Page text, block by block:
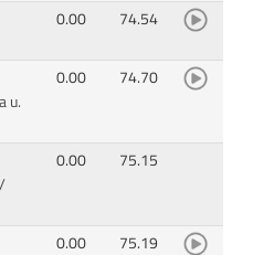
0.00 74.54
u.
0.00 74.70
0.00 75.15
0.00 75.19